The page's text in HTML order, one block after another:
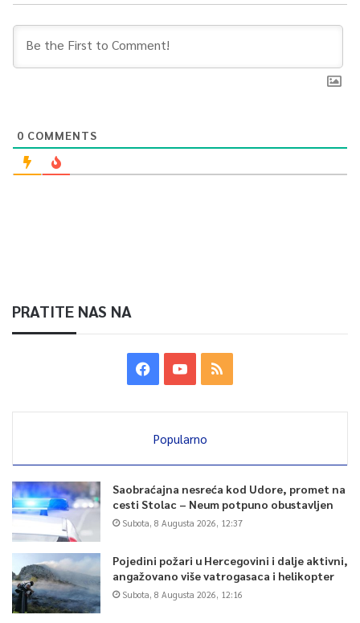
0 COMMENTS
PRATITE NAS NA
Popularno
Saobraćajna nesreća kod Udore, promet na
cesti Stolac – Neum potpuno obustavljen
Subota, 8 Augusta 2026, 12:37
Pojedini požari u Hercegovini i dalje aktivni,
angažovano više vatrogasaca i helikopter
Subota, 8 Augusta 2026, 12:16